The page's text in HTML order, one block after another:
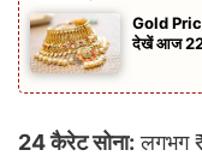
Gold
देखें आज
24 कैरेट सोना: लगभग